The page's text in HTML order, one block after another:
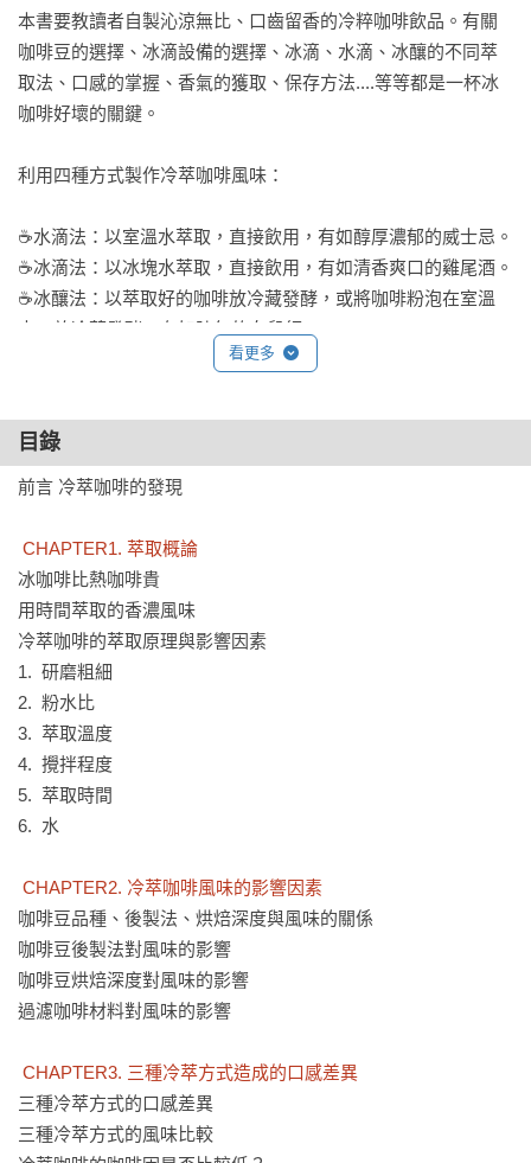
本書要教讀者自製沁涼無比、口齒留香的冷粹咖啡飲品。有關
咖啡豆的選擇、冰滴設備的選擇、冰滴、水滴、冰釀的不同萃
取法、口感的掌握、香氣的獲取、保存方法....等等都是一杯冰
咖啡好壞的關鍵。
利用四種方式製作冷萃咖啡風味：
☕水滴法：以室溫水萃取，直接飲用，有如醇厚濃郁的威士忌。
☕冰滴法：以冰塊水萃取，直接飲用，有如清香爽口的雞尾酒。
☕冰釀法：以萃取好的咖啡放冷藏發酵，或將咖啡粉泡在室溫
中，放冷藏發酵，有如陳年的女兒紅。
☕濾茶袋浸泡法：與茶包一樣浸泡於冷水中，放冷藏發酵，有如
能喝到和酒一樣風味和香氣的冷萃咖啡時，喝咖啡的樂趣更加
提升。冷萃咖啡就如同它的風味，需要放在冷藏室下慢慢發
製作方法將帶來不一樣的咖啡新享受。
達人推薦
* 台灣精緻咖啡協會理事長｜曾寧春
* WCRC世界烘豆大賽冠軍｜賴昱權Jacky Lai
* 2017 WCTC世界杯測賽第四名｜莊玄
*台中-歐舍咖啡-2009WSC第一屆世界虹吸咖啡大賽冠軍｜李雅
婷
*台北一席AloneTogether咖啡老頑童｜高振御
* 2016 TOPER咖啡烘焙大師賽 台灣區冠軍｜李一凡－「身為咖
啡人，如果您錯過了《精粹咖啡始末》，您再也不能錯過這本
《冷萃咖啡》；若您是正在學習咖啡的道路上，老王20年咖啡
萃取精華與魔鬼般的細節，更是您不能錯過的。」
看更多
目錄
前言 冷萃咖啡的發現
CHAPTER1. 萃取概論
冰咖啡比熱咖啡貴
用時間萃取的香濃風味
冷萃咖啡的萃取原理與影響因素
1.  研磨粗細
2.  粉水比
3.  萃取溫度
4.  攪拌程度
5.  萃取時間
6.  水
CHAPTER2. 冷萃咖啡風味的影響因素
咖啡豆品種、後製法、烘焙深度與風味的關係
咖啡豆後製法對風味的影響
咖啡豆烘焙深度對風味的影響
過濾咖啡材料對風味的影響
CHAPTER3. 三種冷萃方式造成的口感差異
三種冷萃方式的口感差異
三種冷萃方式的風味比較